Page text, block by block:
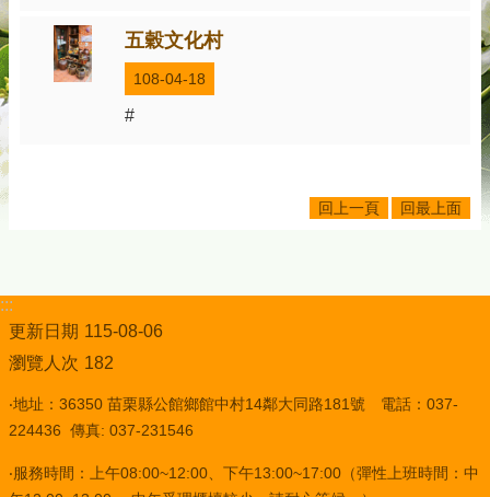
五穀文化村
108-04-18
#
回上一頁 回最上面
:::
更新日期 115-08-06
瀏覽人次 182
‧地址：36350 苗栗縣公館鄉館中村14鄰大同路181號 電話：037-
224436 傳真: 037-231546
‧服務時間：上午08:00~12:00、下午13:00~17:00（彈性上班時間：中